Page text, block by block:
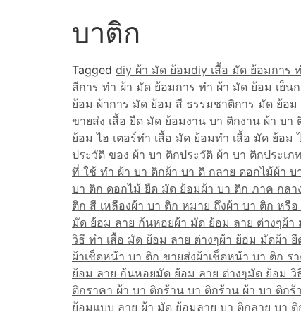
บาติก
Tagged diy ผ้า มัด ย้อมdiy เสื้อ มัด ย้อมการ
สีการ ทำ ผ้า มัด ย้อมการ ทำ ผ้า มัด ย้อม เย็น
ย้อม ผ้าการ มัด ย้อม สี ธรรมชาติการ มัด ย้อม
ขายส่ง เสื้อ ยืด มัด ย้อมงาน บา ติกงาน ผ้า บา
ย้อม ไฮ เตอร์ทํา เสื้อ มัด ย้อมทํา เสื้อ มัด ย้อม
ประวัติ ของ ผ้า บา ติกประวัติ ผ้า บา ติกประเภ
ที่ ใช้ ทำ ผ้า บา ติกผ้า บา ติ กลาย ดอกไม้ผ้า บ
บา ติก ดอกไม้ ยืด มัด ย้อมผ้า บา ติก ภาค กลา
ติก สี เหลืองผ้า บา ติก หมาย ถึงผ้า บา ติก หรือ
มัด ย้อม ลาย ก้นหอยผ้า มัด ย้อม ลาย ต่างๆผ้า
วิธี ทํา เสื้อ มัด ย้อม ลาย ต่างๆผ้า ย้อม มัดผ้า
ผ้าเช็ดหน้า บา ติก ขายส่งผ้าเช็ดหน้า บา ติก ร
ย้อม ลาย ก้นหอยมัด ย้อม ลาย ต่างๆมัด ย้อม วิ
ติกราคา ผ้า บา ติกร้าน บา ติกร้าน ผ้า บา ติกร้
ย้อมแบบ ลาย ผ้า มัด ย้อมลาย บา ติกลาย บา ติ